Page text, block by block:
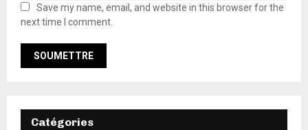
Save my name, email, and website in this browser for the
next time I comment.
Catégories